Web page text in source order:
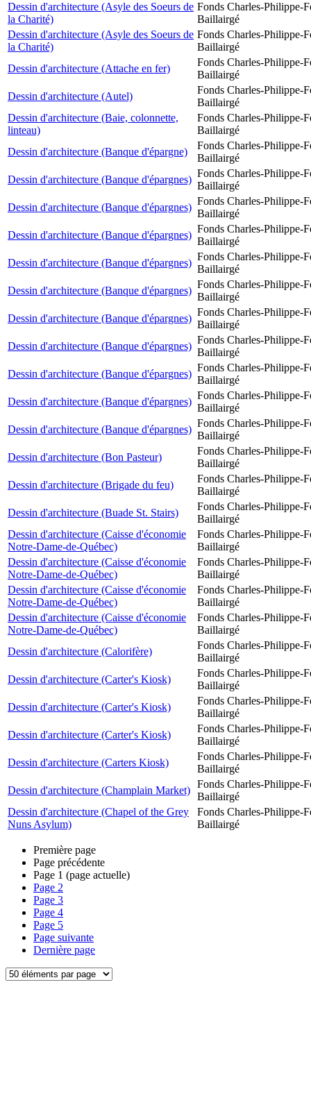
Dessin d'architecture (Asyle des Soeurs de
la Charité)
Fonds Charles-Philippe-
Baillairgé
Dessin d'architecture (Asyle des Soeurs de
la Charité)
Fonds Charles-Philippe-
Baillairgé
Dessin d'architecture (Attache en fer)
Fonds Charles-Philippe-
Baillairgé
Dessin d'architecture (Autel)
Fonds Charles-Philippe-
Baillairgé
Dessin d'architecture (Baie, colonnette,
linteau)
Fonds Charles-Philippe-
Baillairgé
Dessin d'architecture (Banque d'épargne)
Fonds Charles-Philippe-
Baillairgé
Dessin d'architecture (Banque d'épargnes)
Fonds Charles-Philippe-
Baillairgé
Dessin d'architecture (Banque d'épargnes)
Fonds Charles-Philippe-
Baillairgé
Dessin d'architecture (Banque d'épargnes)
Fonds Charles-Philippe-
Baillairgé
Dessin d'architecture (Banque d'épargnes)
Fonds Charles-Philippe-
Baillairgé
Dessin d'architecture (Banque d'épargnes)
Fonds Charles-Philippe-
Baillairgé
Dessin d'architecture (Banque d'épargnes)
Fonds Charles-Philippe-
Baillairgé
Dessin d'architecture (Banque d'épargnes)
Fonds Charles-Philippe-
Baillairgé
Dessin d'architecture (Banque d'épargnes)
Fonds Charles-Philippe-
Baillairgé
Dessin d'architecture (Banque d'épargnes)
Fonds Charles-Philippe-
Baillairgé
Dessin d'architecture (Banque d'épargnes)
Fonds Charles-Philippe-
Baillairgé
Dessin d'architecture (Bon Pasteur)
Fonds Charles-Philippe-
Baillairgé
Dessin d'architecture (Brigade du feu)
Fonds Charles-Philippe-
Baillairgé
Dessin d'architecture (Buade St. Stairs)
Fonds Charles-Philippe-
Baillairgé
Dessin d'architecture (Caisse d'économie
Notre-Dame-de-Québec)
Fonds Charles-Philippe-
Baillairgé
Dessin d'architecture (Caisse d'économie
Notre-Dame-de-Québec)
Fonds Charles-Philippe-
Baillairgé
Dessin d'architecture (Caisse d'économie
Notre-Dame-de-Québec)
Fonds Charles-Philippe-
Baillairgé
Dessin d'architecture (Caisse d'économie
Notre-Dame-de-Québec)
Fonds Charles-Philippe-
Baillairgé
Dessin d'architecture (Calorifère)
Fonds Charles-Philippe-
Baillairgé
Dessin d'architecture (Carter's Kiosk)
Fonds Charles-Philippe-
Baillairgé
Dessin d'architecture (Carter's Kiosk)
Fonds Charles-Philippe-
Baillairgé
Dessin d'architecture (Carter's Kiosk)
Fonds Charles-Philippe-
Baillairgé
Dessin d'architecture (Carters Kiosk)
Fonds Charles-Philippe-
Baillairgé
Dessin d'architecture (Champlain Market)
Fonds Charles-Philippe-
Baillairgé
Dessin d'architecture (Chapel of the Grey
Nuns Asylum)
Fonds Charles-Philippe-
Baillairgé
Première page
Page précédente
Page 1 (page actuelle)
Page 2
Page 3
Page 4
Page 5
Page suivante
Dernière page